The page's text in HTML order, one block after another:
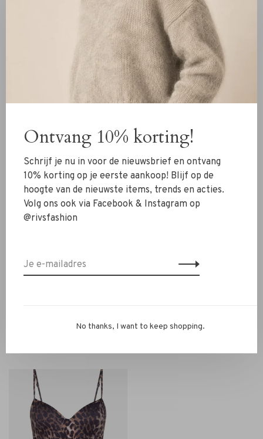
Ibana Eden Top white
€79,95
IBANA
Ibana Eden Top black
€79,95
Ontvang 10% korting!
Schrijf je nu in voor de nieuwsbrief en ontvang
10% korting op je eerste aankoop! Blijf op de
hoogte van de nieuwste items, trends en acties.
Volg ons ook via Facebook & Instagram op
@rivsfashion
No thanks, I want to keep shopping.